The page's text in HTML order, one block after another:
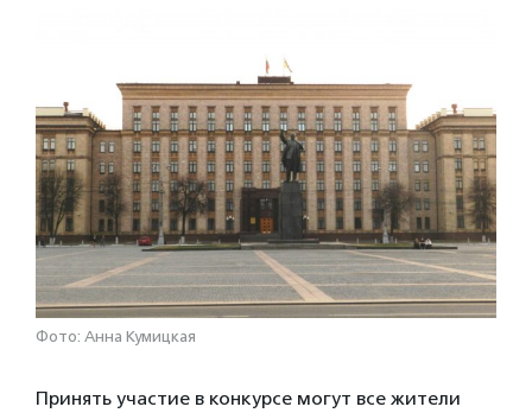
Фото: Анна Кумицкая
Принять участие в конкурсе могут все жители